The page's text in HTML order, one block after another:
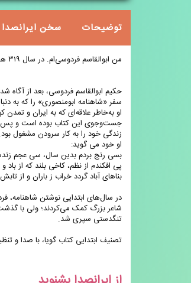
توضیحات سخن ایرانصدا
من ابوالقاسم فردوسی‌ام. در سال ۳۱۹ هجری خورشیدی، یعنی حدود هزار و هشتاد سال قبل، در روستای پاژ ِ شهر توس خراسان به دنیا آمدم.
حکیم ابوالقاسم فردوسی، بعد از آگاه
سفر «شاهنامه ابومنصوری» را که به
او به‌خاطر علاقه‌ای که‌ به ایران و
جست‌وجوی این کتاب بوده است و پس از
زندگی خود را به کار سرودن مشغول بود.
او خود می گوید:
بسی رنج بردم بدین سال، سی عجم
پی افکندم از نظم، کاخی بلند که از باد و
بناهای آباد گردد خراب ز باران و از
در سال‌های ابتدایی نوشتن شاهنامه،
شاعر بزرگ کمک می‌کردند؛ ولی با
تنگدستی سپری شد.
تصنیف ابتدایی کتاب گویا، با صدا و